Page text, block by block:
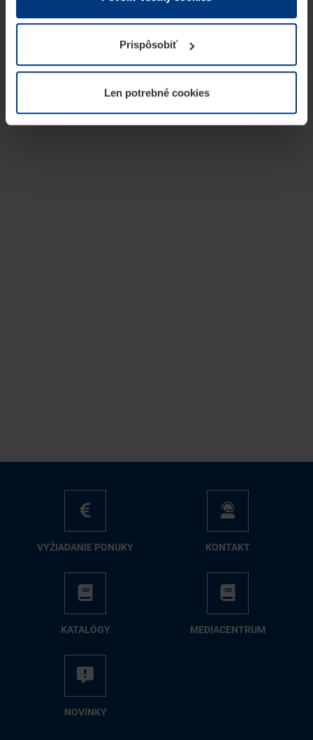
prevádzku tejto stránky. Pre všetky ostatné typy cookie
potrebujeme Vaše povolenie. Vaše povolenie môžete
kedykoľvek zmeniť alebo odvolať vo vysvetlení cookie
našej webovej stránky.
Prispôsobiť
Len potrebné cookies
VY­ŽIA­DA­NIE PO­NU­KY KON­TAKT
KA­TA­LÓ­GY ME­DIA­CEN­TRUM
NO­VIN­KY